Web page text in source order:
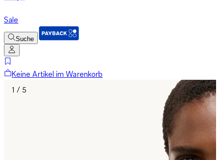
Sale
Suche
Keine Artikel im Warenkorb
1 / 5